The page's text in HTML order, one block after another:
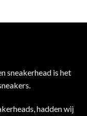
sneakerhead is het
hadden wij